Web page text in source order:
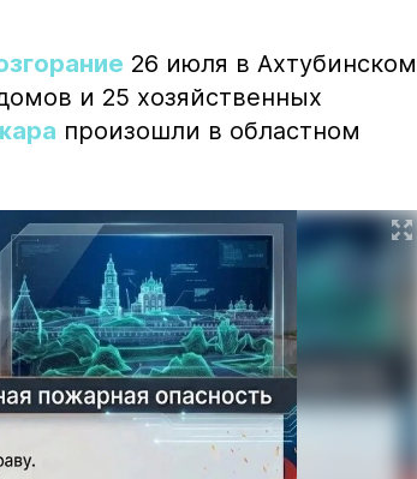
26 июля в Ахтубинском
и 25 хозяйственных
произошли в областном